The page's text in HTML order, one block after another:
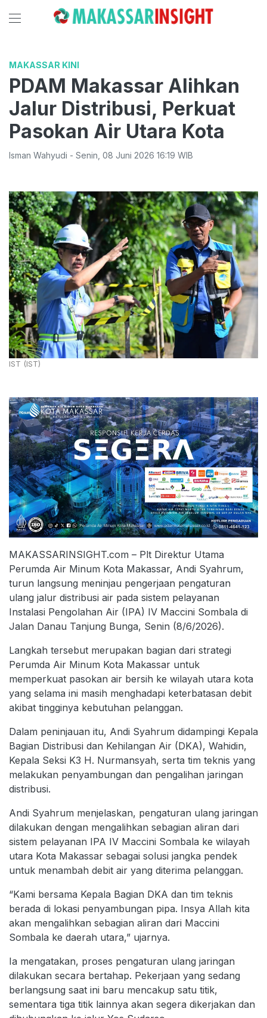
MAKASSAR KINI
PDAM Makassar Alihkan
Jalur Distribusi, Perkuat
Pasokan Air Utara Kota
Isman Wahyudi - Senin 08 Juni 2026 16:19 WIB
IST (IST)
MAKASSARINSIGHT.com – Plt Direktur Utama
Perumda Air Minum Kota Makassar, Andi Syahrum,
turun langsung meninjau pengerjaan pengaturan
ulang jalur distribusi air pada sistem pelayanan
Instalasi Pengolahan Air (IPA) IV Maccini Sombala di
Jalan Danau Tanjung Bunga, Senin (8/6/2026).
Langkah tersebut merupakan bagian dari strategi
Perumda Air Minum Kota Makassar untuk
memperkuat pasokan air bersih ke wilayah utara kota
yang selama ini masih menghadapi keterbatasan debit
akibat tingginya kebutuhan pelanggan.
Dalam peninjauan itu, Andi Syahrum didampingi Kepala
Bagian Distribusi dan Kehilangan Air (DKA), Wahidin,
Kepala Seksi K3 H. Nurmansyah, serta tim teknis yang
melakukan penyambungan dan pengalihan jaringan
distribusi.
Andi Syahrum menjelaskan, pengaturan ulang jaringan
dilakukan dengan mengalihkan sebagian aliran dari
sistem pelayanan IPA IV Maccini Sombala ke wilayah
utara Kota Makassar sebagai solusi jangka pendek
untuk menambah debit air yang diterima pelanggan.
“Kami bersama Kepala Bagian DKA dan tim teknis
berada di lokasi penyambungan pipa. Insya Allah kita
akan mengalihkan sebagian aliran dari Maccini
Sombala ke daerah utara,” ujarnya.
Ia mengatakan, proses pengaturan ulang jaringan
dilakukan secara bertahap. Pekerjaan yang sedang
berlangsung saat ini baru mencakup satu titik,
sementara tiga titik lainnya akan segera dikerjakan dan